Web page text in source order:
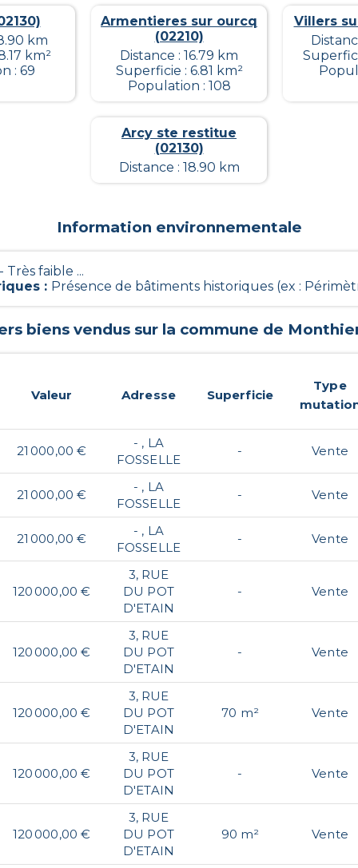
km
km²
: 69
Armentieres sur ourcq
(02210)
Distance : 16.79 km
Superficie : 6.81 km²
Population : 108
Villers
Arcy ste restitue
(02130)
Distance : 18.90 km
Information environnementale
Très faible ...
: Présence de bâtiments historiques (ex :
biens vendus sur la commune de
Valeur Adresse Superficie
Type
21 000,00 €
- , LA
FOSSELLE
- Vente
21 000,00 €
- , LA
FOSSELLE
- Vente
21 000,00 €
- , LA
FOSSELLE
- Vente
120 000,00 €
3, RUE
DU POT
D'ETAIN
- Vente
120 000,00 €
3, RUE
DU POT
D'ETAIN
- Vente
120 000,00 €
3, RUE
DU POT
D'ETAIN
70 m² Vente
120 000,00 €
3, RUE
DU POT
D'ETAIN
- Vente
120 000,00 €
3, RUE
DU POT
D'ETAIN
90 m² Vente